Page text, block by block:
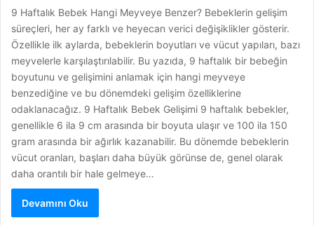
9 Haftalık Bebek Hangi Meyveye Benzer? Bebeklerin gelişim
süreçleri, her ay farklı ve heyecan verici değişiklikler gösterir.
Özellikle ilk aylarda, bebeklerin boyutları ve vücut yapıları, bazı
meyvelerle karşılaştırılabilir. Bu yazıda, 9 haftalık bir bebeğin
boyutunu ve gelişimini anlamak için hangi meyveye
benzediğine ve bu dönemdeki gelişim özelliklerine
odaklanacağız. 9 Haftalık Bebek Gelişimi 9 haftalık bebekler,
genellikle 6 ila 9 cm arasında bir boyuta ulaşır ve 100 ila 150
gram arasında bir ağırlık kazanabilir. Bu dönemde bebeklerin
vücut oranları, başları daha büyük görünse de, genel olarak
daha orantılı bir hale gelmeye…
Devamını Oku